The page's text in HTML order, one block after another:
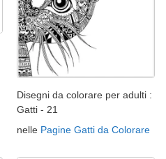
Disegni da colorare per adulti :
Gatti - 21
nelle Pagine Gatti da Colorare